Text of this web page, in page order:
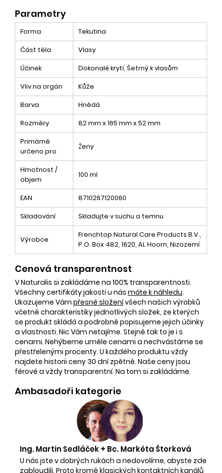
Parametry
Forma
Tekutina
Část těla
Vlasy
Účinek
Dokonalé krytí, Šetrný k vlasům
Vliv na orgán
Kůže
Barva
Hnědá
Rozměry
82 mm x 165 mm x 52 mm
Primárně
určeno pro
Ženy
Hmotnost /
objem
100 ml
EAN
8710267120060
Skladování
Skladujte v suchu a temnu
Výrobce
Frenchtop Natural Care Products B.V.,
P.O. Box 482, 1620, AL Hoorn, Nizozemí
Cenová transparentnost
V Naturalis si zakládáme na 100% transparentnosti.
Všechny certifikáty jakosti u nás máte k náhledu.
Ukazujeme Vám přesné složenívšech našich výrobků
včetně charakteristiky jednotlivých složek, ze kterých
se produkt skládá a podrobně popisujeme jejich účinky
a vlastnosti. Nic Vám netajíme. Stejně tak to je i s
cenami. Nehýbeme uměle cenami a nechvástáme se
přestřelenými procenty. U každého produktu vždy
najdete historii ceny 30 dní zpětně. Naše ceny jsou
férové a vždy transparentní. Na tom si zakládáme.
Ambasadoři kategorie
Ing. Martin Sedláček + Bc. Markéta Štorková
U nás jste v dobrých rukách a nedovolíme, abyste zde
zabloudili. Proto kromě klasických kontaktních kanálů